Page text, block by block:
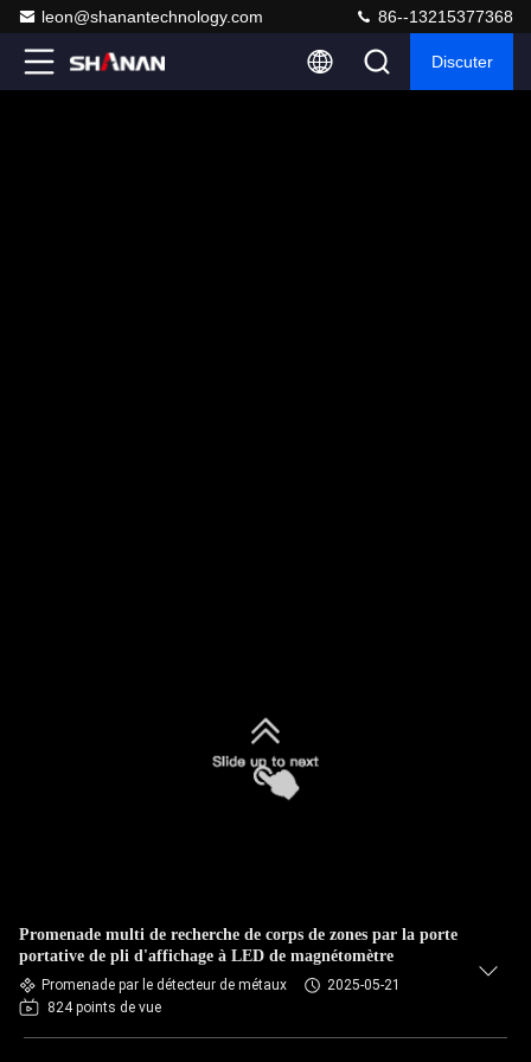
leon@shanantechnology.com 86--13215377368
Discuter
Promenade multi de recherche de corps de zones par la porte
portative de pli d'affichage à LED de magnétomètre
Promenade par le détecteur de métaux
2025-05-21
824 points de vue